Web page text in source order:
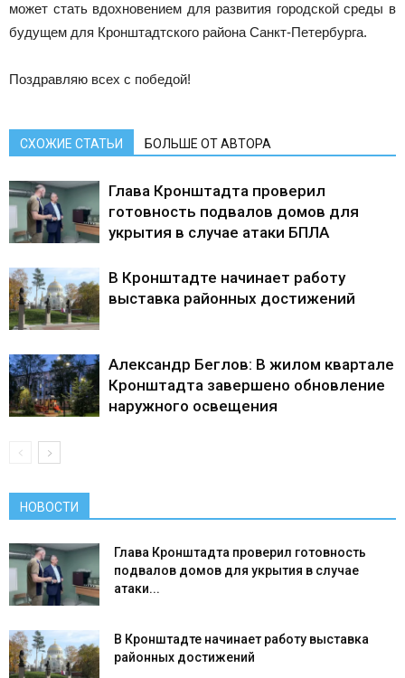
может стать вдохновением для развития городской среды в
будущем для Кронштадтского района Санкт-Петербурга.
Поздравляю всех с победой!
СХОЖИЕ СТАТЬИ БОЛЬШЕ ОТ АВТОРА
Глава Кронштадта проверил
готовность подвалов домов для
укрытия в случае атаки БПЛА
В Кронштадте начинает работу
выставка районных достижений
Александр Беглов: В жилом квартале
Кронштадта завершено обновление
наружного освещения
НОВОСТИ
Глава Кронштадта проверил готовность
подвалов домов для укрытия в случае
атаки...
В Кронштадте начинает работу выставка
районных достижений